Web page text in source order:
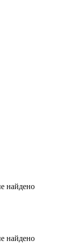
найдено
найдено